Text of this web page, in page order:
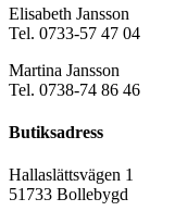
Elisabeth Jansson
Tel. 0733-57 47 04
Martina Jansson
Tel. 0738-74 86 46
Butiksadress
Hallaslättsvägen 1
51733 Bollebygd